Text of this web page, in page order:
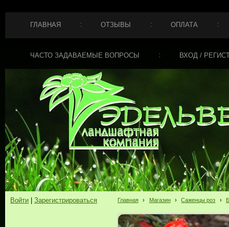
ГЛАВНАЯ ОТЗЫВЫ ОПЛАТА
ЧАСТО ЗАДАВАЕМЫЕ ВОПРОСЫ ВХОД /
Войти Зарегистрироваться Главная › Магазин › Саженцы роз ›